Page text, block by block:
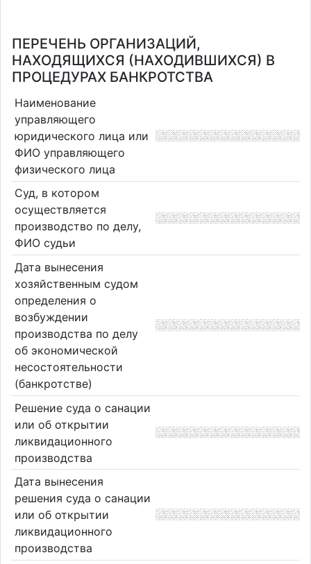
ПЕРЕЧЕНЬ ОРГАНИЗАЦИЙ,
НАХОДЯЩИХСЯ (НАХОДИВШИХСЯ) В
ПРОЦЕДУРАХ БАНКРОТСТВА
Наименование
управляющего
юридического лица или
ФИО управляющего
физического лица
Суд, в котором
осуществляется
производство по делу,
ФИО судьи
Дата вынесения
хозяйственным судом
определения о
возбуждении
производства по делу
об экономической
несостоятельности
(банкротстве)
Решение суда о санации
или об открытии
ликвидационного
производства
Дата вынесения
решения суда о санации
или об открытии
ликвидационного
производства